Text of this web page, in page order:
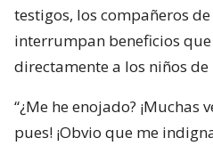
testigos, los compañeros
interrumpan beneficios
directamente a los niños de
“¿Me he enojado? ¡Muchas
pues! ¡Obvio que me